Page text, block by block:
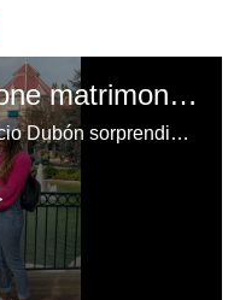
Mauricio Dubón propone matrimonio a su novia en París
El beisbolista hondureño Mauricio Dubón sorprendió a su novia al proponerle matrimonio en París, durante su romántico viaje a Francia.